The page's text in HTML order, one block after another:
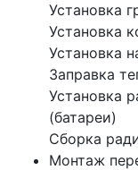
Установка
Установка
Установка
Заправка
Установка
(батареи)
Сборка
Монтаж